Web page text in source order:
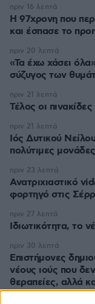
Η 97χρονη που
και έσπασε το
πριν 16 λεπτά
«Τα έχω χάσει
σύζυγος των
πριν 20 λεπτά
Τέλος οι
πριν 21 λεπτά
Ιός Δυτικού
πολύτιμες
πριν 21 λεπτά
Ανατριχιαστικό
φορτηγό στις
πριν 23 λεπτά
Ιδιωτικότητα, το
πριν 27 λεπτά
Επιστήμονες
νέους ιούς που
θεραπείες, αλλά
πριν 30 λεπτά